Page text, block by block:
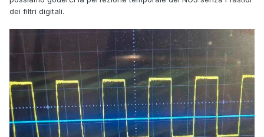
dei filtri digitali.